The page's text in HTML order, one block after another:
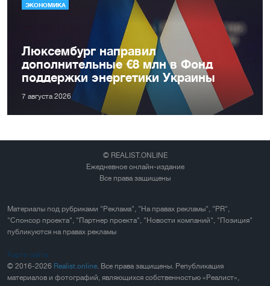
ЭКОНОМИКА
Люксембург направил
дополнительные €8 млн в Фонд
поддержки энергетики Украины
7 августа 2026
© REALIST.ONLINE
Ежедневное онлайн-издание
Все права защищены
Материалы под рубриками "Реклама", "На правах рекламы", "PR",
"Спонсор проекта", "Партнер проекта", "Новости компаний", "Позиция"
публикуются на правах рекламы
Карта сайта
© 2016-2026 Realist.online. Все права защищены. Републикация
материалов и фотографий, являющихся собственностью «Реалист»,